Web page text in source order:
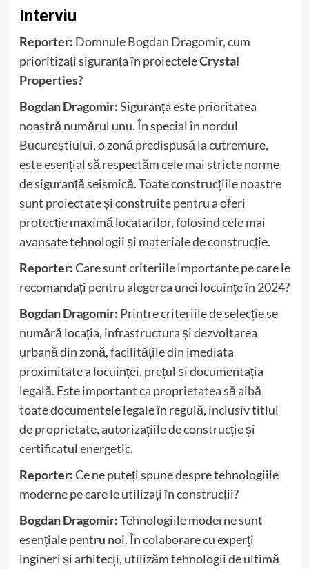
Interviu
Reporter: Domnule Bogdan Dragomir, cum
prioritizați siguranța în proiecteleCrystal
Properties?
Bogdan Dragomir:Siguranța este prioritatea
noastră numărul unu. În special în nordul
Bucureștiului, o zonă predispusă la cutremure,
este esențial să respectăm cele mai stricte norme
de siguranță seismică. Toate construcțiile noastre
sunt proiectate și construite pentru a oferi
protecție maximă locatarilor, folosind cele mai
avansate tehnologii și materiale de construcție.
Reporter:Care sunt criteriile importante pe care le
recomandați pentru alegerea unei locuințe în 2024?
Bogdan Dragomir: Printre criteriile de selecție se
numără locația, infrastructura și dezvoltarea
urbană din zonă, facilitățile din imediata
proximitate a locuinței, prețul și documentația
legală. Este important ca proprietatea să aibă
toate documentele legale în regulă, inclusiv titlul
de proprietate, autorizațiile de construcție și
certificatul energetic.
Reporter:Ce ne puteți spune despre tehnologiile
moderne pe care le utilizați în construcții?
Bogdan Dragomir:Tehnologiile moderne sunt
esențiale pentru noi. În colaborare cu experți
ingineri și arhitecți, utilizăm tehnologii de ultimă